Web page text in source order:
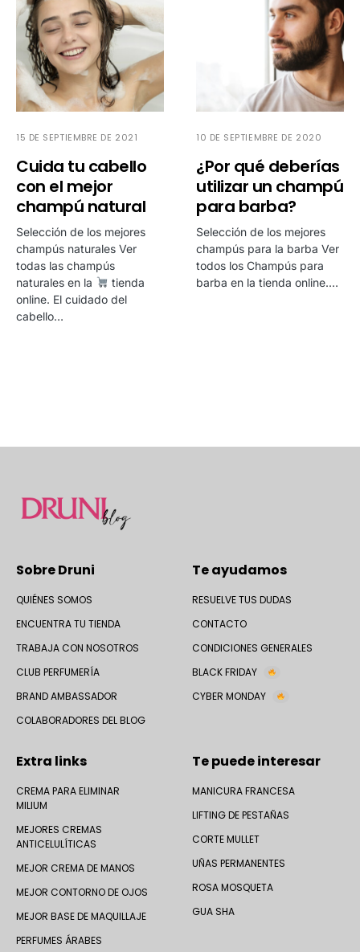
15 DE SEPTIEMBRE DE 2021
Cuida tu cabello
con el mejor
champú natural
Selección de los mejores
champús naturales Ver
todas las champús
naturales en la
tienda
online. El cuidado del
cabello…
10 DE SEPTIEMBRE DE 2020
¿Por qué deberías
utilizar un champú
para barba?
Selección de los mejores
champús para la barba Ver
todos los Champús para
barba en la tienda online.…
Sobre Druni
QUIÉNES SOMOS
ENCUENTRA TU TIENDA
TRABAJA CON NOSOTROS
CLUB PERFUMERÍA
BRAND AMBASSADOR
COLABORADORES DEL BLOG
Te ayudamos
RESUELVE TUS DUDAS
CONTACTO
CONDICIONES GENERALES
BLACK FRIDAY
CYBER MONDAY
Extra links
CREMA PARA ELIMINAR
MILIUM
MEJORES CREMAS
ANTICELULÍTICAS
MEJOR CREMA DE MANOS
MEJOR CONTORNO DE OJOS
MEJOR BASE DE MAQUILLAJE
PERFUMES ÁRABES
Te puede interesar
MANICURA FRANCESA
LIFTING DE PESTAÑAS
CORTE MULLET
UÑAS PERMANENTES
ROSA MOSQUETA
GUA SHA